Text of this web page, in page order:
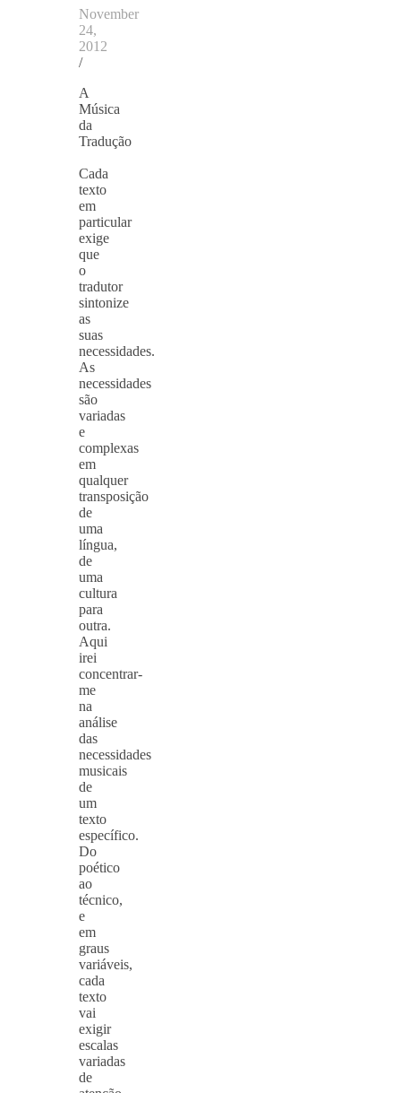
November
24,
2012
/
A
Música
da
Tradução
Cada
texto
em
particular
exige
que
o
tradutor
sintonize
as
suas
necessidades.
As
necessidades
são
variadas
e
complexas
em
qualquer
transposição
de
uma
língua,
de
uma
cultura
para
outra.
Aqui
irei
concentrar-
me
na
análise
das
necessidades
musicais
de
um
texto
específico.
Do
poético
ao
técnico,
e
em
graus
variáveis,
cada
texto
vai
exigir
escalas
variadas
de